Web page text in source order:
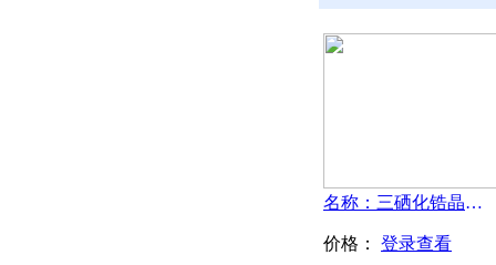
名称：三硒化锆晶体-ZrSe3
价格： 登录查看